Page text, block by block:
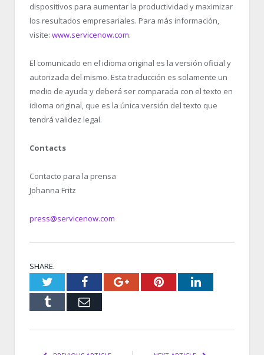
dispositivos para aumentar la productividad y maximizar
los resultados empresariales. Para más información,
visite: www.servicenow.com.
El comunicado en el idioma original es la versión oficial y
autorizada del mismo. Esta traducción es solamente un
medio de ayuda y deberá ser comparada con el texto en
idioma original, que es la única versión del texto que
tendrá validez legal.
Contacts
Contacto para la prensa
Johanna Fritz
press@servicenow.com
SHARE.
TwitterFacebookGoogle+PinterestLinkedIn
Tumblr Email